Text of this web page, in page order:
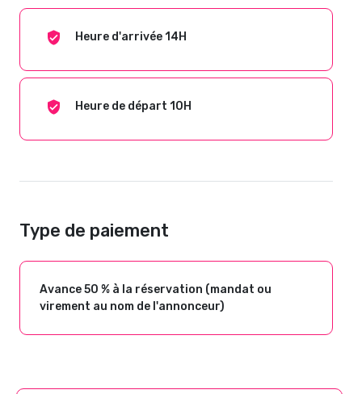
Heure d'arrivée 14H
Heure de départ 10H
Type de paiement
Avance 50 % à la réservation (mandat ou
virement au nom de l'annonceur)